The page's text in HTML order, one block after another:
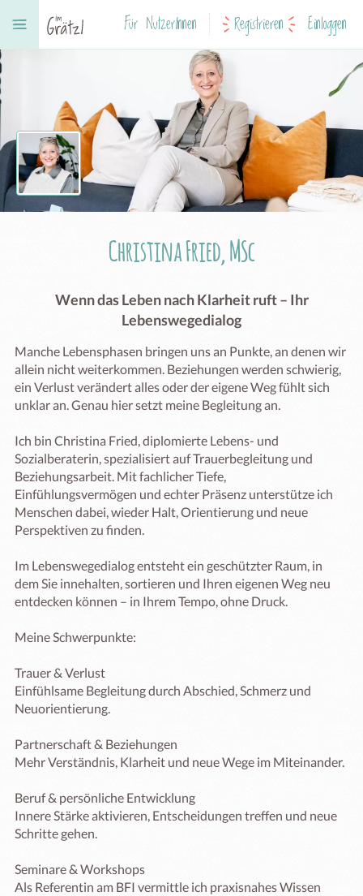
Für NutzerInnen Registrieren Einloggen
Christina Fried, MSc
Wenn das Leben nach Klarheit ruft – Ihr
Lebenswegedialog
Manche Lebensphasen bringen uns an Punkte, an denen wir
allein nicht weiterkommen. Beziehungen werden schwierig,
ein Verlust verändert alles oder der eigene Weg fühlt sich
unklar an. Genau hier setzt meine Begleitung an.
Ich bin Christina Fried, diplomierte Lebens- und
Sozialberaterin, spezialisiert auf Trauerbegleitung und
Beziehungsarbeit. Mit fachlicher Tiefe,
Einfühlungsvermögen und echter Präsenz unterstütze ich
Menschen dabei, wieder Halt, Orientierung und neue
Perspektiven zu finden.
Im Lebenswegedialog entsteht ein geschützter Raum, in
dem Sie innehalten, sortieren und Ihren eigenen Weg neu
entdecken können – in Ihrem Tempo, ohne Druck.
Meine Schwerpunkte:
Trauer & Verlust
Einfühlsame Begleitung durch Abschied, Schmerz und
Neuorientierung.
Partnerschaft & Beziehungen
Mehr Verständnis, Klarheit und neue Wege im Miteinander.
Beruf & persönliche Entwicklung
Innere Stärke aktivieren, Entscheidungen treffen und neue
Schritte gehen.
Seminare & Workshops
Als Referentin am BFI vermittle ich praxisnahes Wissen